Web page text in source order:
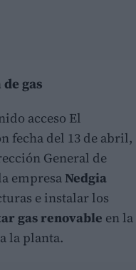
gas
acceso El
fecha del 13 de abril,
General de
empresaNedgia
e instalar los
gas renovable en la
la planta.